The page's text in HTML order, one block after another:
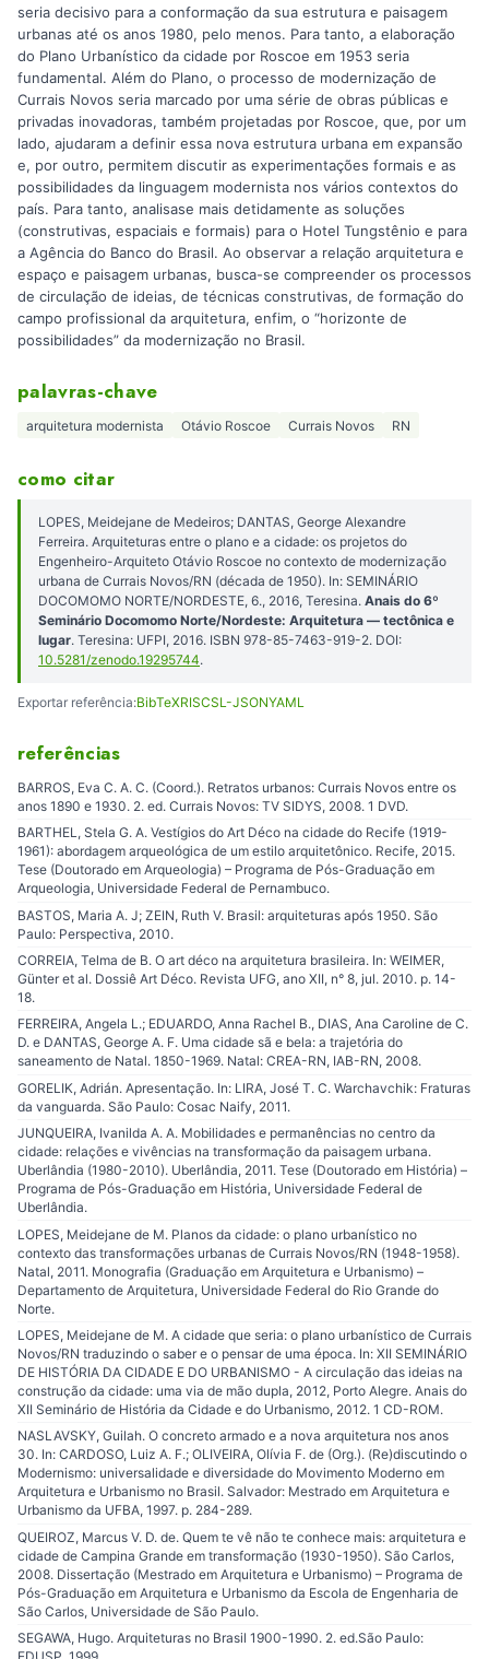
seria decisivo para a conformação da sua estrutura e paisagem
urbanas até os anos 1980, pelo menos. Para tanto, a elaboração
do Plano Urbanístico da cidade por Roscoe em 1953 seria
fundamental. Além do Plano, o processo de modernização de
Currais Novos seria marcado por uma série de obras públicas e
privadas inovadoras, também projetadas por Roscoe, que, por um
lado, ajudaram a definir essa nova estrutura urbana em expansão
e, por outro, permitem discutir as experimentações formais e as
possibilidades da linguagem modernista nos vários contextos do
país. Para tanto, analisase mais detidamente as soluções
(construtivas, espaciais e formais) para o Hotel Tungstênio e para
a Agência do Banco do Brasil. Ao observar a relação arquitetura e
espaço e paisagem urbanas, busca-se compreender os processos
de circulação de ideias, de técnicas construtivas, de formação do
campo profissional da arquitetura, enfim, o “horizonte de
possibilidades” da modernização no Brasil.
palavras-chave
arquitetura modernista Otávio Roscoe Currais Novos RN
como citar
LOPES, Meidejane de Medeiros; DANTAS, George Alexandre
Ferreira. Arquiteturas entre o plano e a cidade: os projetos do
Engenheiro-Arquiteto Otávio Roscoe no contexto de modernização
urbana de Currais Novos/RN (década de 1950). In: SEMINÁRIO
DOCOMOMO NORTE/NORDESTE, 6., 2016, Teresina. Anais do 6º
Seminário Docomomo Norte/Nordeste: Arquitetura — tectônica e
lugar. Teresina: UFPI, 2016. ISBN 978-85-7463-919-2. DOI:
10.5281/zenodo.19295744.
Exportar referência:BibTeXRISCSL-JSONYAML
referências
BARROS, Eva C. A. C. (Coord.). Retratos urbanos: Currais Novos entre os
anos 1890 e 1930. 2. ed. Currais Novos: TV SIDYS, 2008. 1 DVD.
BARTHEL, Stela G. A. Vestígios do Art Déco na cidade do Recife (1919-
1961): abordagem arqueológica de um estilo arquitetônico. Recife, 2015.
Tese (Doutorado em Arqueologia) – Programa de Pós-Graduação em
Arqueologia, Universidade Federal de Pernambuco.
BASTOS, Maria A. J; ZEIN, Ruth V. Brasil: arquiteturas após 1950. São
Paulo: Perspectiva, 2010.
CORREIA, Telma de B. O art déco na arquitetura brasileira. In: WEIMER,
Günter et al. Dossiê Art Déco. Revista UFG, ano XII, n° 8, jul. 2010. p. 14-
18.
FERREIRA, Angela L.; EDUARDO, Anna Rachel B., DIAS, Ana Caroline de C.
D. e DANTAS, George A. F. Uma cidade sã e bela: a trajetória do
saneamento de Natal. 1850-1969. Natal: CREA-RN, IAB-RN, 2008.
GORELIK, Adrián. Apresentação. In: LIRA, José T. C. Warchavchik: Fraturas
da vanguarda. São Paulo: Cosac Naify, 2011.
JUNQUEIRA, Ivanilda A. A. Mobilidades e permanências no centro da
cidade: relações e vivências na transformação da paisagem urbana.
Uberlândia (1980-2010). Uberlândia, 2011. Tese (Doutorado em História) –
Programa de Pós-Graduação em História, Universidade Federal de
Uberlândia.
LOPES, Meidejane de M. Planos da cidade: o plano urbanístico no
contexto das transformações urbanas de Currais Novos/RN (1948-1958).
Natal, 2011. Monografia (Graduação em Arquitetura e Urbanismo) –
Departamento de Arquitetura, Universidade Federal do Rio Grande do
Norte.
LOPES, Meidejane de M. A cidade que seria: o plano urbanístico de Currais
Novos/RN traduzindo o saber e o pensar de uma época. In: XII SEMINÁRIO
DE HISTÓRIA DA CIDADE E DO URBANISMO - A circulação das ideias na
construção da cidade: uma via de mão dupla, 2012, Porto Alegre. Anais do
XII Seminário de História da Cidade e do Urbanismo, 2012. 1 CD-ROM.
NASLAVSKY, Guilah. O concreto armado e a nova arquitetura nos anos
30. In: CARDOSO, Luiz A. F.; OLIVEIRA, Olívia F. de (Org.). (Re)discutindo o
Modernismo: universalidade e diversidade do Movimento Moderno em
Arquitetura e Urbanismo no Brasil. Salvador: Mestrado em Arquitetura e
Urbanismo da UFBA, 1997. p. 284-289.
QUEIROZ, Marcus V. D. de. Quem te vê não te conhece mais: arquitetura e
cidade de Campina Grande em transformação (1930-1950). São Carlos,
2008. Dissertação (Mestrado em Arquitetura e Urbanismo) – Programa de
Pós-Graduação em Arquitetura e Urbanismo da Escola de Engenharia de
São Carlos, Universidade de São Paulo.
SEGAWA, Hugo. Arquiteturas no Brasil 1900-1990. 2. ed.São Paulo: